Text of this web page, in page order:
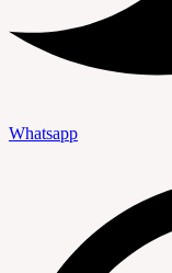
Whatsapp